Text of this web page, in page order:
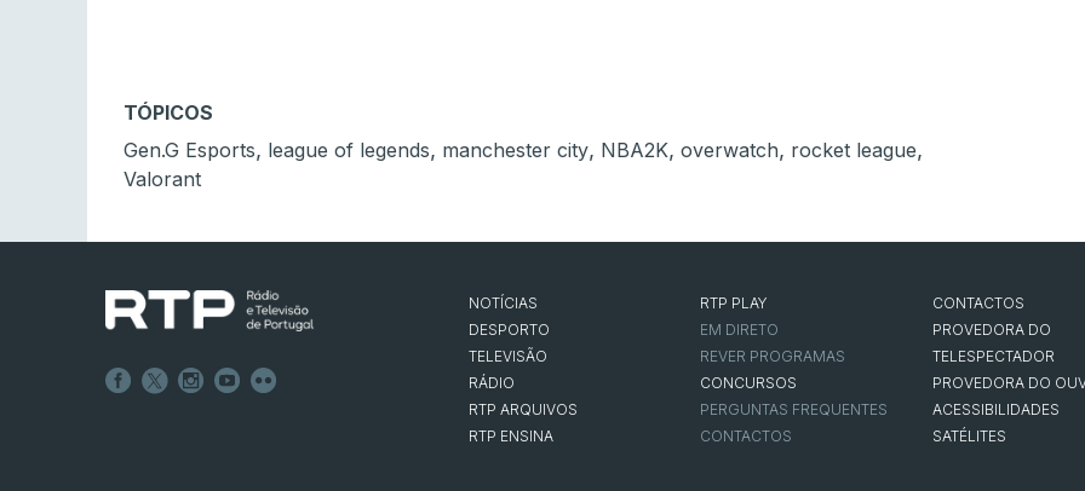
TÓPICOS
Gen.G Esports, league of legends, manchester city, NBA2K, overwatch, rocket league,
Valorant
NOTÍCIAS
DESPORTO
TELEVISÃO
RÁDIO
RTP ARQUIVOS
RTP ENSINA
RTP PLAY
EM DIRETO
REVER PROGRAMAS
CONCURSOS
PERGUNTAS FREQUENTES
CONTACTOS
CONTACTOS
PROVEDORA DO
TELESPECTADOR
PROVEDORA DO
ACESSIBILIDADES
SATÉLITES